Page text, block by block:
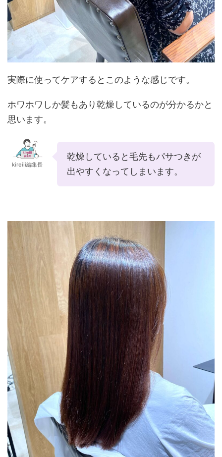
実際に使ってケアするとこのような感じです。
ホワホワしか髪もあり乾燥しているのが分かるかと
思います。
kireiii編集長
乾燥していると毛先もパサつきが
出やすくなってしまいます。